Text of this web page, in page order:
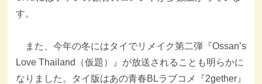
す。
また、今年の冬にはタイでリメイク第二弾『Ossan’s
Love Thailand（仮題）』が放送されることも明らかに
なりました。タイ版はあの青春BLラブコメ『2gether』